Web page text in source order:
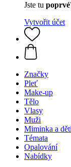
Jste tu
Vytvořit účet
Značky
Pleť
Make-up
Tělo
Vlasy
Muži
Miminka a děti
Témata
Opalování
Nabídky